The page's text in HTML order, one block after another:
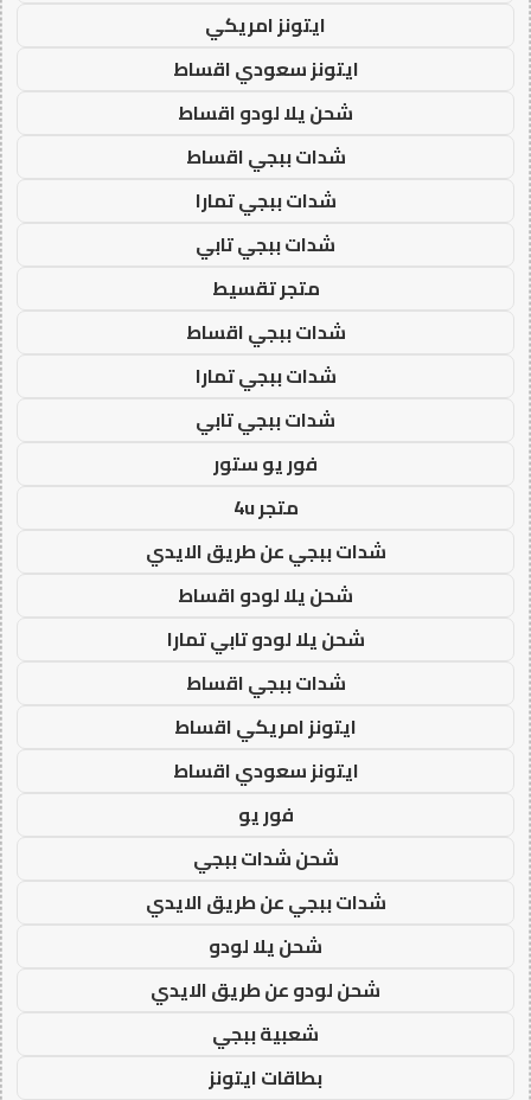
ايتونز امريكي
ايتونز سعودي اقساط
شحن يلا لودو اقساط
شدات ببجي اقساط
شدات ببجي تمارا
شدات ببجي تابي
متجر تقسيط
شدات ببجي اقساط
شدات ببجي تمارا
شدات ببجي تابي
فور يو ستور
متجر 4u
شدات ببجي عن طريق الايدي
شحن يلا لودو اقساط
شحن يلا لودو تابي تمارا
شدات ببجي اقساط
ايتونز امريكي اقساط
ايتونز سعودي اقساط
فور يو
شحن شدات ببجي
شدات ببجي عن طريق الايدي
شحن يلا لودو
شحن لودو عن طريق الايدي
شعبية ببجي
بطاقات ايتونز